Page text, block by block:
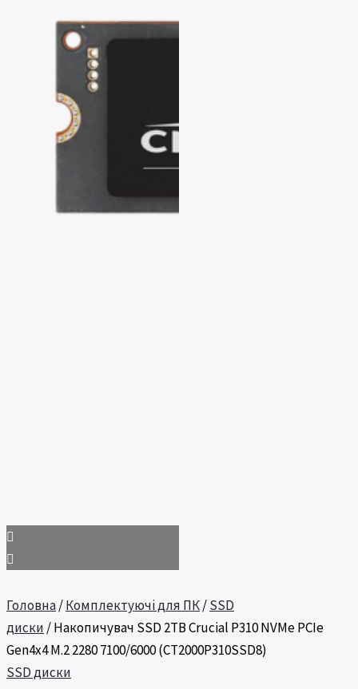
Головна/Комплектуючі для ПК/SSD
диски / Накопичувач SSD 2TB Crucial P310 NVMe PCIe
Gen4x4 M.2 2280 7100/6000 (CT2000P310SSD8)
SSD диски